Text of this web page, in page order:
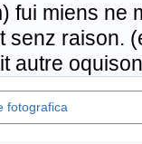
miens ne
raison.
fotografica